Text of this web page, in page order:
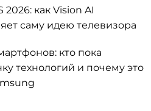
2026: как Vision AI
саму идею телевизора
кто пока
технологий и почему это